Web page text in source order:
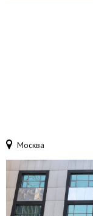
Москва